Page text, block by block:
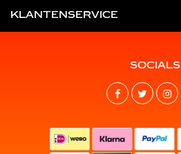
KLANTENSERVICE
SOCIALS